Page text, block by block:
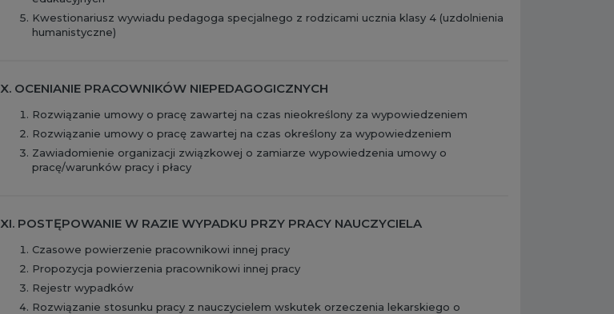
Kwestionariusz wywiadu pedagoga specjalnego z rodzicami ucznia klasy 4 (uzdolnienia
humanistyczne)
X. OCENIANIE PRACOWNIKÓW NIEPEDAGOGICZNYCH
Rozwiązanie umowy o pracę zawartej na czas nieokreślony za wypowiedzeniem
Rozwiązanie umowy o pracę zawartej na czas określony za wypowiedzeniem
Zawiadomienie organizacji związkowej o zamiarze wypowiedzenia umowy o
pracę/warunków pracy i płacy
XI. POSTĘPOWANIE W RAZIE WYPADKU PRZY PRACY NAUCZYCIELA
Czasowe powierzenie pracownikowi innej pracy
Propozycja powierzenia pracownikowi innej pracy
Rejestr wypadków
Rozwiązanie stosunku pracy z nauczycielem wskutek orzeczenia lekarskiego o